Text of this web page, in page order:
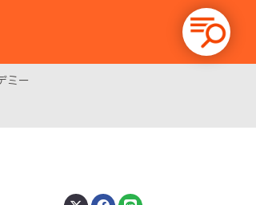
ミー